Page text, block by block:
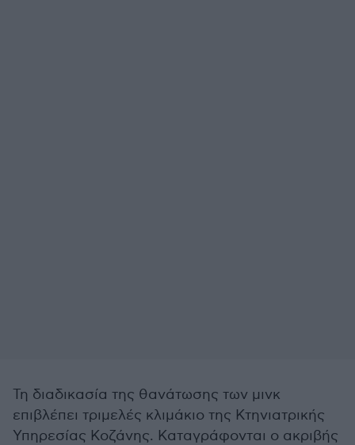
Τη διαδικασία της θανάτωσης των μινκ
επιβλέπει τριμελές κλιμάκιο της Κτηνιατρικής
Υπηρεσίας Κοζάνης. Καταγράφονται ο ακριβής